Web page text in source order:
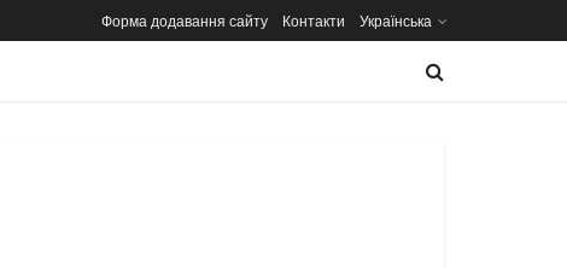
Форма додавання сайту Контакти Українська